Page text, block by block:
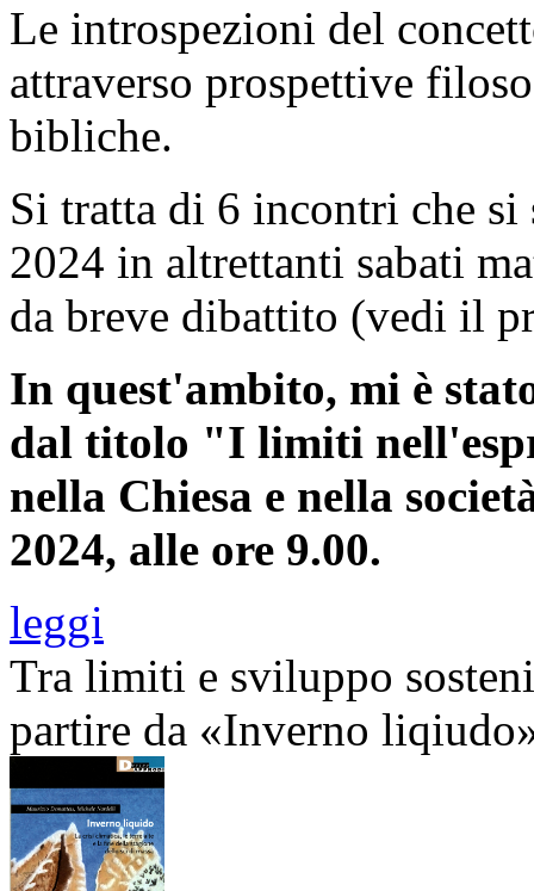
Le introspezioni del
attraverso prospettive
bibliche.
Si tratta di 6 incontri che
2024 in altrettanti sabati
da breve dibattito (vedi il
In quest'ambito, mi è
dal titolo "I limiti
nella Chiesa e nella
2024, alle ore 9.00.
leggi
Tra limiti e sviluppo
partire da «Inverno